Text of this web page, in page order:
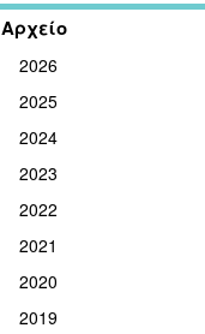
Αρχείο
2026
2025
2024
2023
2022
2021
2020
2019